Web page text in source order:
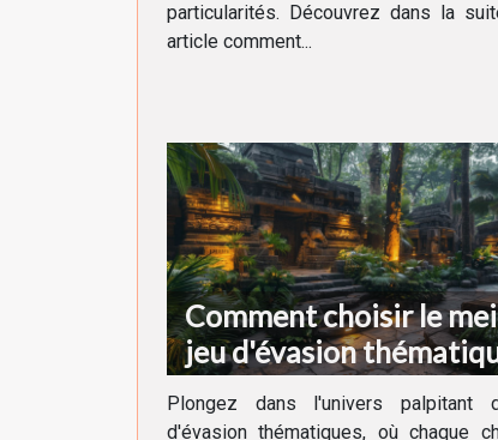
particularités. Découvrez dans la
article comment...
Comment choisir le
jeu d'évasion
pour votre prochaine
aventure
Plongez dans l'univers palpitant
d'évasion thématiques, où chaque